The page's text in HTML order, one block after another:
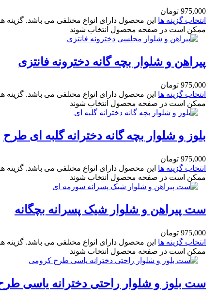
975,000 تومان
انتخاب گزینه ها این محصول دارای انواع مختلفی می باشد. گزینه
ممکن است در صفحه محصول انتخاب شوند
پیراهن و شلوار بچه گانه دخترونه فانتزی
975,000 تومان
انتخاب گزینه ها این محصول دارای انواع مختلفی می باشد. گزینه
ممکن است در صفحه محصول انتخاب شوند
بلوز و شلوار بچه گانه دخترانه گلبه ای طرح
975,000 تومان
انتخاب گزینه ها این محصول دارای انواع مختلفی می باشد. گزینه
ممکن است در صفحه محصول انتخاب شوند
ست پیراهن و شلوار شیک پسرانه بچگانه
975,000 تومان
انتخاب گزینه ها این محصول دارای انواع مختلفی می باشد. گزینه
ممکن است در صفحه محصول انتخاب شوند
ست بلوز و شلوار راحتی دخترانه یاسی